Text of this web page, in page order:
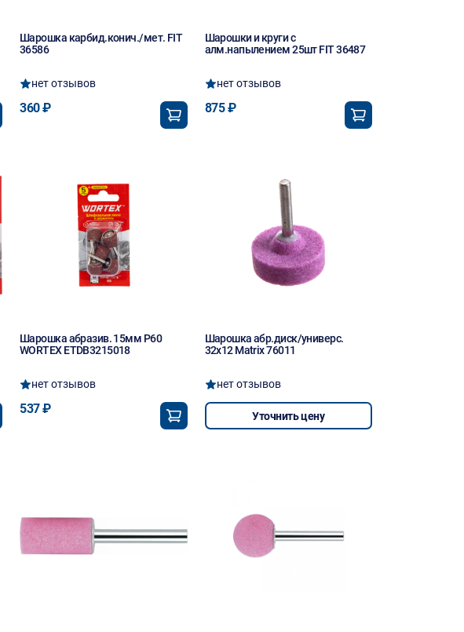
Шарошка карбид.конич./мет. FIT
36586
нет отзывов
360 ₽
Шарошки и круги с
алм.напылением 25шт FIT 36487
нет отзывов
875 ₽
Шарошка абразив. 15мм Р60
WORTEX ETDB3215018
нет отзывов
537 ₽
Шарошка абр.диск/универс.
32х12 Matrix 76011
нет отзывов
Уточнить цену